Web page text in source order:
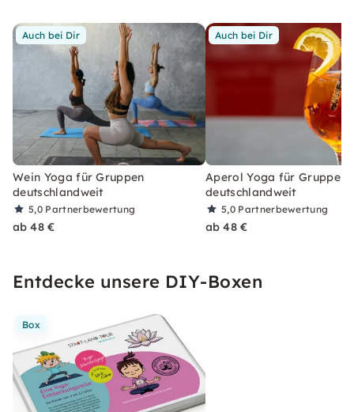
Auch bei Dir
Wein Yoga für Gruppen
deutschlandweit
5,0 Partnerbewertung
ab 48 €
Auch bei Dir
Aperol Yoga für Gruppen
deutschlandweit
5,0 Partnerbewertung
ab 48 €
Entdecke unsere DIY-Boxen
Box